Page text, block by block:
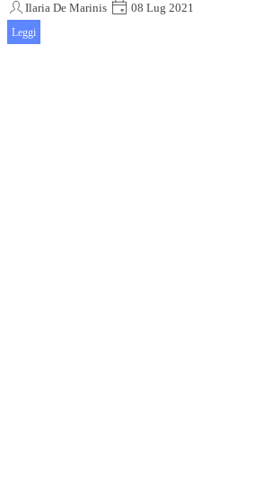
Ilaria De Marinis
08 Lug 2021
Ogni volta che la pagina si presenterà
divisa in tre parti bisognerà leggere le
Leggi